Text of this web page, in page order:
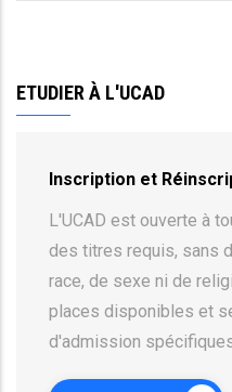
ETUDIER À L'UCAD
Inscription et
L'UCAD est ouverte à
des titres requis, sans
race, de sexe ni de
places disponibles et
d'admission